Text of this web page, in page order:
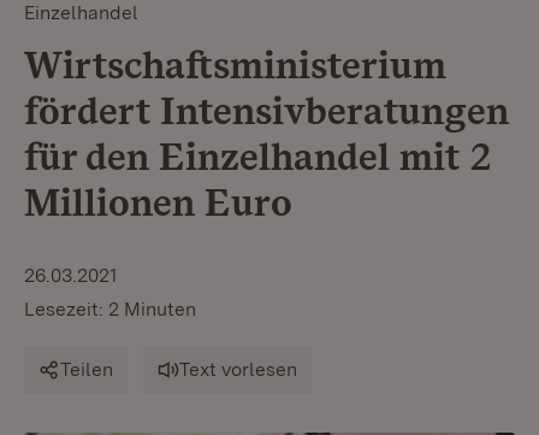
Einzelhandel
Wirtschaftsministerium
fördert Intensivberatungen
für den Einzelhandel mit 2
Millionen Euro
26.03.2021
Lesezeit: 2 Minuten
Teilen Text vorlesen